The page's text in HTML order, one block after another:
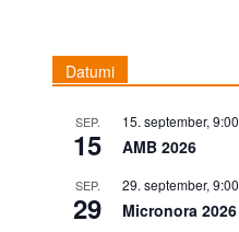
Datumi
SEP.
15
15. september, 9:00
AMB 2026
SEP.
29
29. september, 9:00
Micronora 2026